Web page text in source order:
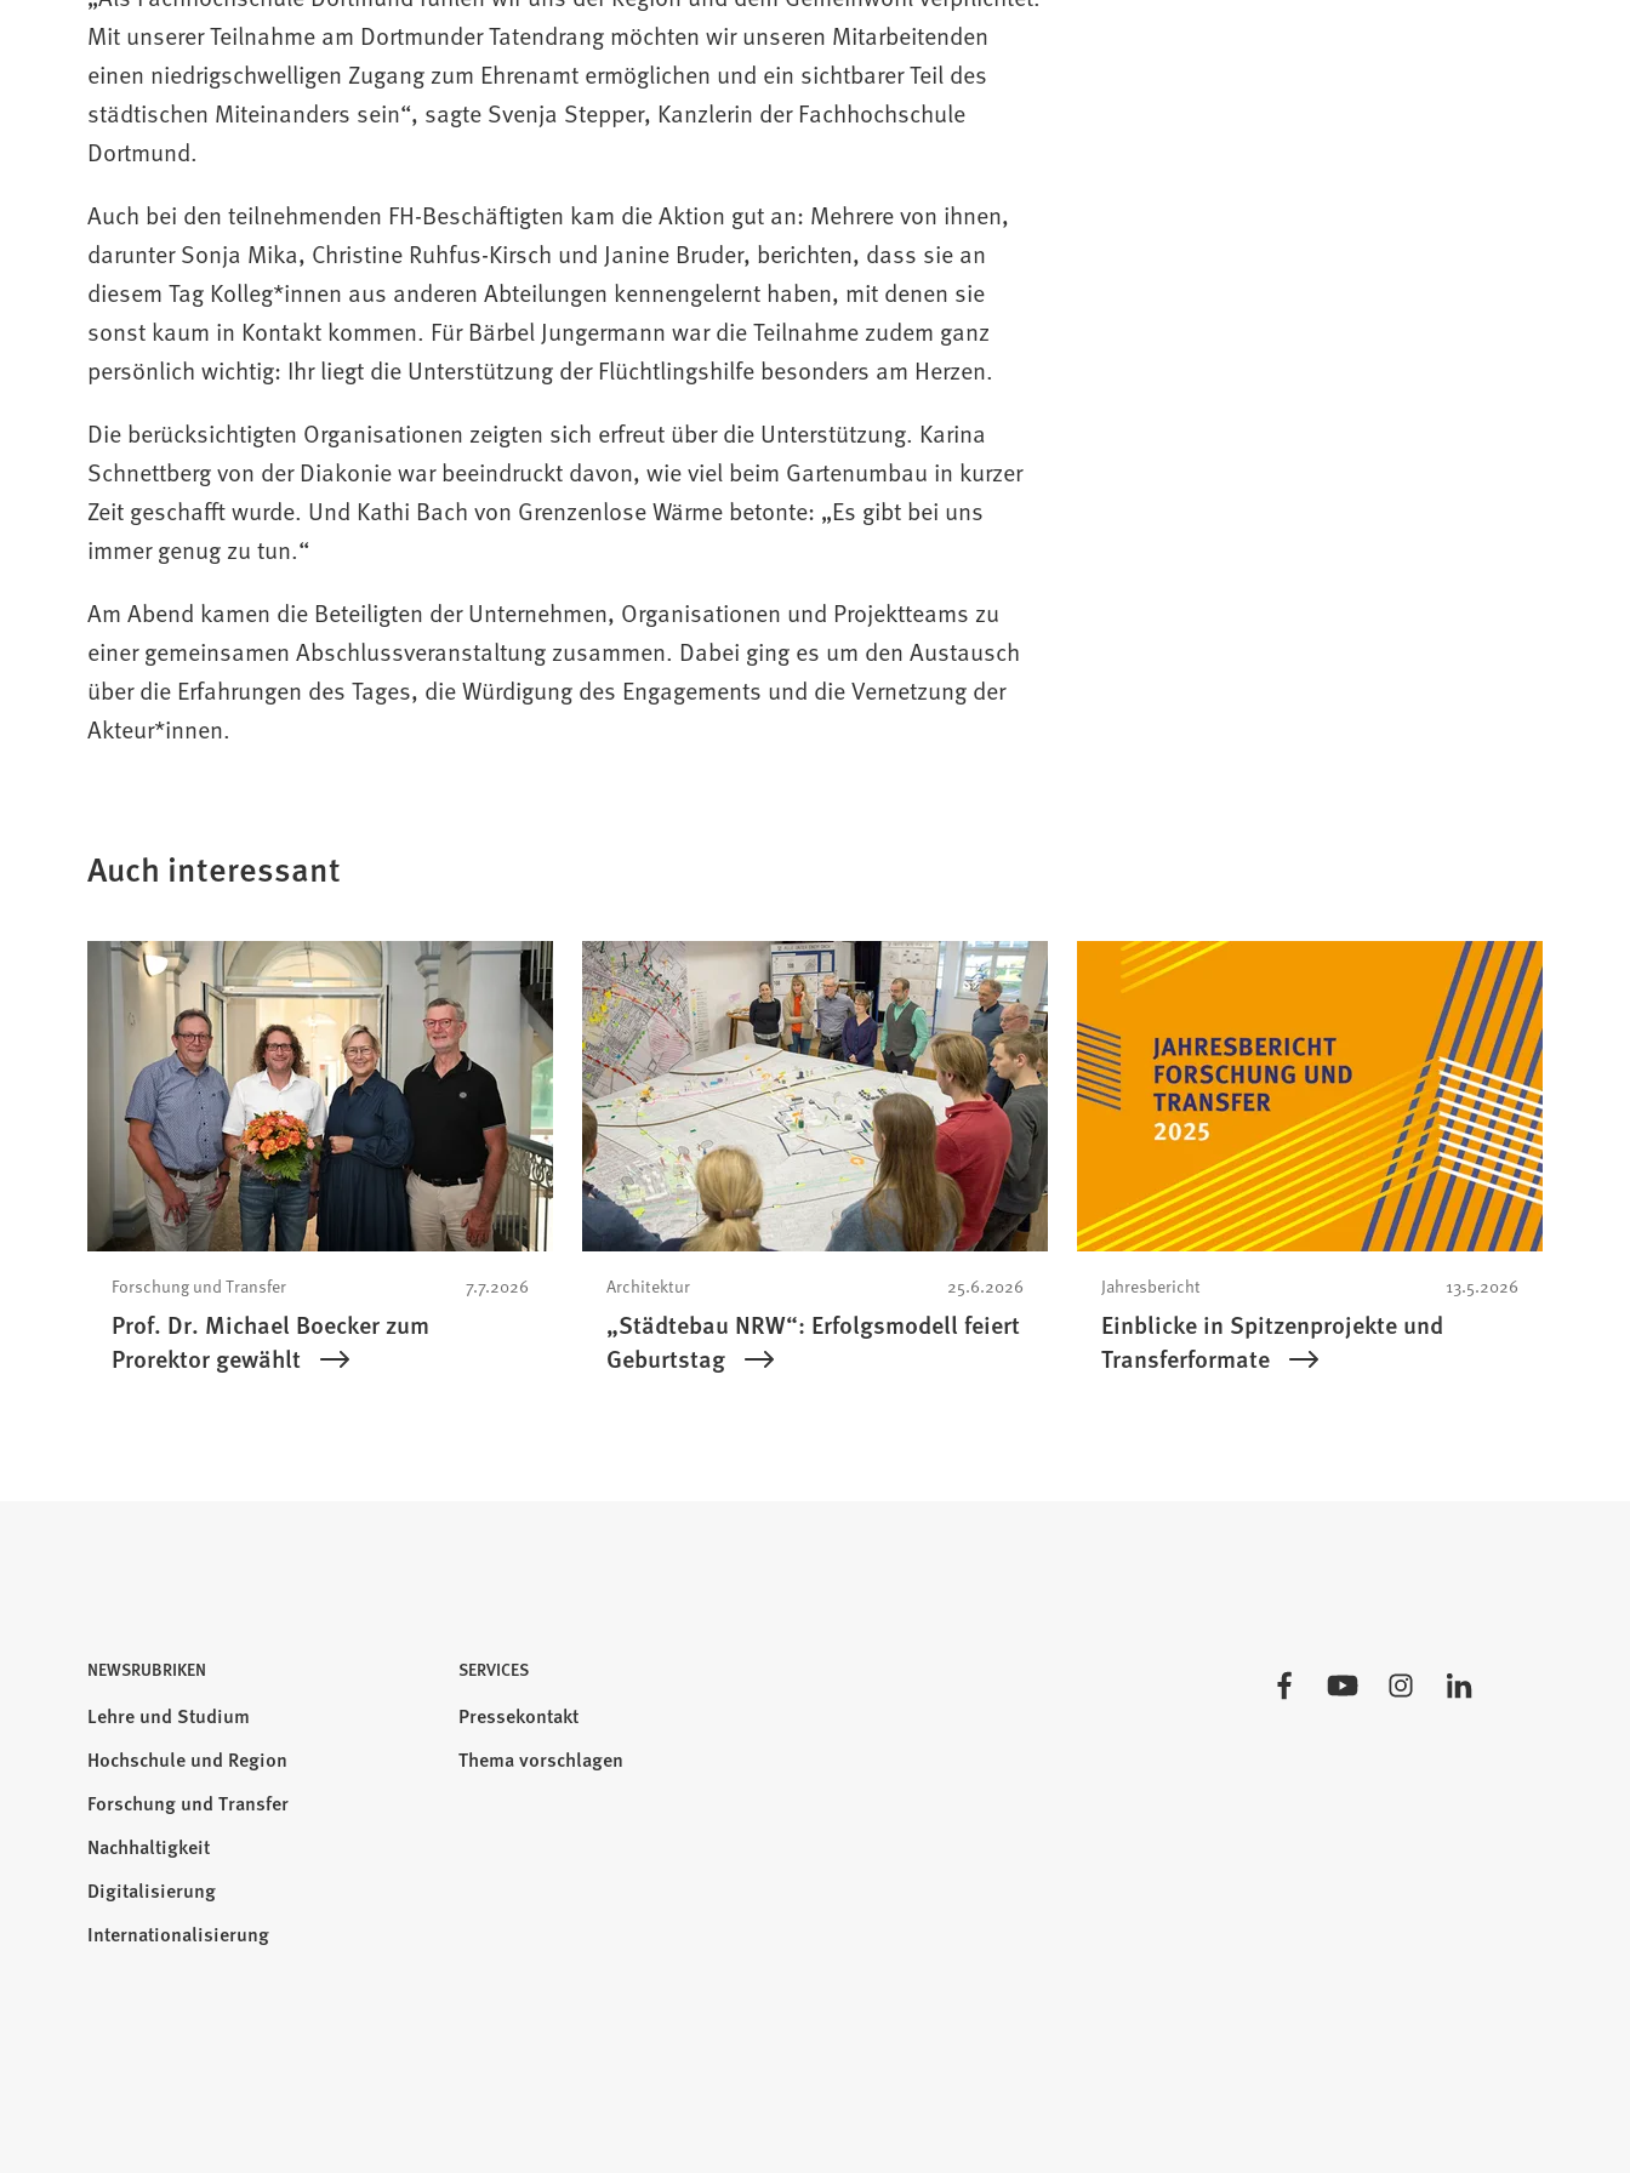
Mit unserer Teilnahme am Dortmunder Tatendrang möchten wir unseren Mitarbeitenden
einen niedrigschwelligen Zugang zum Ehrenamt ermöglichen und ein sichtbarer Teil des
städtischen Miteinanders sein“, sagte Svenja Stepper, Kanzlerin der Fachhochschule
Dortmund.
Auch bei den teilnehmenden FH-Beschäftigten kam die Aktion gut an: Mehrere von ihnen,
darunter Sonja Mika, Christine Ruhfus-Kirsch und Janine Bruder, berichten, dass sie an
diesem Tag Kolleg*innen aus anderen Abteilungen kennengelernt haben, mit denen sie
sonst kaum in Kontakt kommen. Für Bärbel Jungermann war die Teilnahme zudem ganz
persönlich wichtig: Ihr liegt die Unterstützung der Flüchtlingshilfe besonders am Herzen.
Die berücksichtigten Organisationen zeigten sich erfreut über die Unterstützung. Karina
Schnettberg von der Diakonie war beeindruckt davon, wie viel beim Gartenumbau in kurzer
Zeit geschafft wurde. Und Kathi Bach von Grenzenlose Wärme betonte: „Es gibt bei uns
immer genug zu tun.“
Am Abend kamen die Beteiligten der Unternehmen, Organisationen und Projektteams zu
einer gemeinsamen Abschlussveranstaltung zusammen. Dabei ging es um den Austausch
über die Erfahrungen des Tages, die Würdigung des Engagements und die Vernetzung der
Akteur*innen.
Auch interessant
7.7.2026
Forschung und Transfer
Prof. Dr. Michael Boecker zum
Prorektor gewählt
25.6.2026
Architektur
„Städtebau NRW“: Erfolgsmodell feiert
Geburtstag
13.5.2026
Jahresbericht
Einblicke in Spitzenprojekte und
Transferformate
NEWSRUBRIKEN
Lehre und Studium
Hochschule und Region
Forschung und Transfer
Nachhaltigkeit
Digitalisierung
Internationalisierung
SERVICES
Pressekontakt
Thema vorschlagen
Besuchen
Sie
auf: